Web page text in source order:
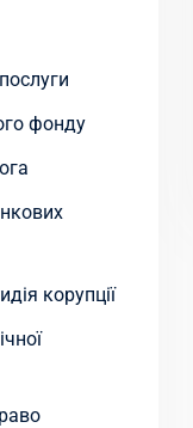
фонду
корупції